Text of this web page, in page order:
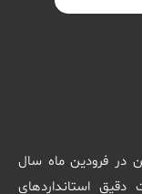
در فرودین ماه سال
دقیق استانداردهای